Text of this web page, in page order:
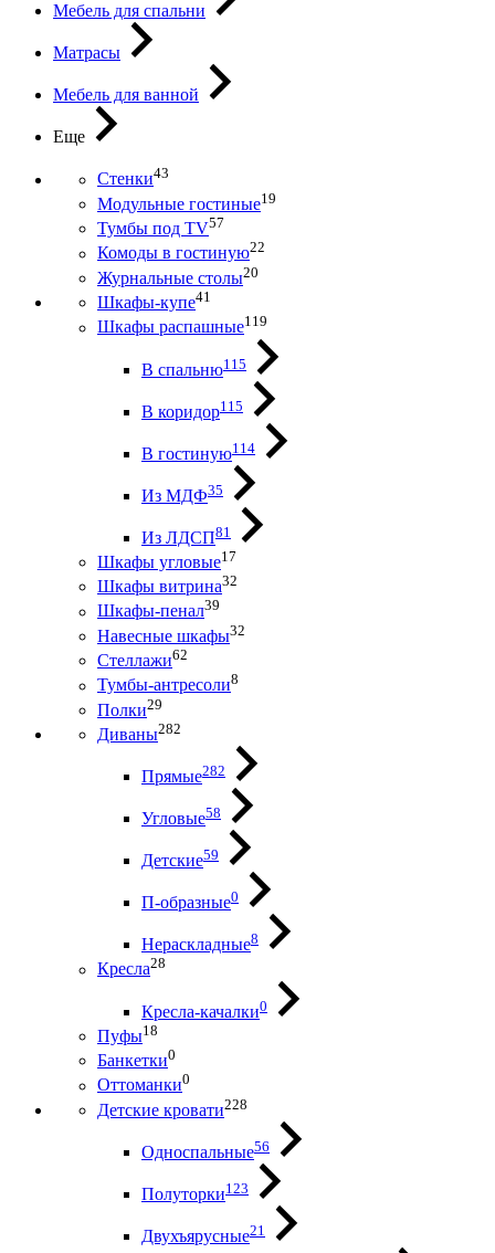
Мебель для спальни
Матрасы
Мебель для ванной
Еще
Стенки43
Модульные гостиные19
Тумбы под ТV57
Комоды в гостиную22
Журнальные столы20
Шкафы-купе41
Шкафы распашные119
В спальню115
В коридор115
В гостиную114
Из МДФ35
Из ЛДСП81
Шкафы угловые17
Шкафы витрина32
Шкафы-пенал39
Навесные шкафы32
Стеллажи62
Тумбы-антресоли8
Полки29
Диваны282
Прямые282
Угловые58
Детские59
П-образные0
Нераскладные8
Кресла28
Кресла-качалки0
Пуфы18
Банкетки0
Оттоманки0
Детские кровати228
Односпальные56
Полуторки123
Двухъярусные21